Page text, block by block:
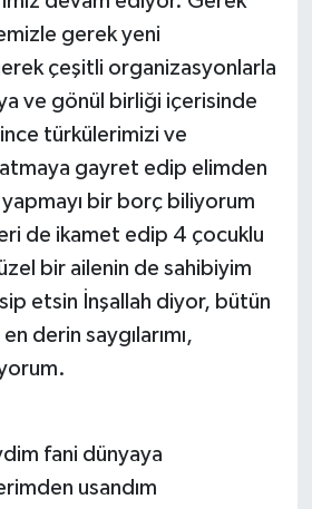
gerek yeni
çeşitli organizasyonlarla
ve gönül birliği içerisinde
türkülerimizi ve
gayret edip elimden
bir borç biliyorum
de ikamet edip 4 çocuklu
bir ailenin de sahibiyim
etsin İnşallah diyor, bütün
derin saygılarımı,
fani dünyaya
usandım